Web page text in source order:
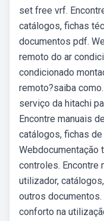
set free vrf.
catálogos, fichas
documentos pdf.
remoto do ar
condicionado
remoto?saiba
serviço da hitachi
Encontre manuais
catálogos, fichas
Webdocumentação
controles. Encontre
utilizador,
outros
conforto na